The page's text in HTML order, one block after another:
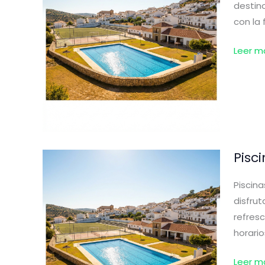
con la
Leer
Leer